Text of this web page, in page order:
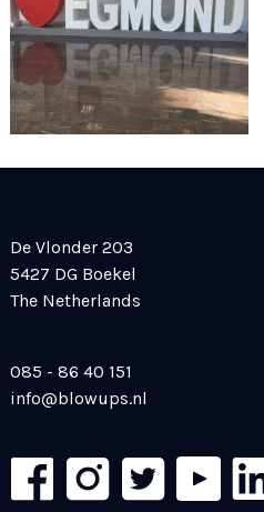
De Vlonder 203
5427 DG Boekel
The Netherlands
085 - 86 40 151
info@blowups.nl